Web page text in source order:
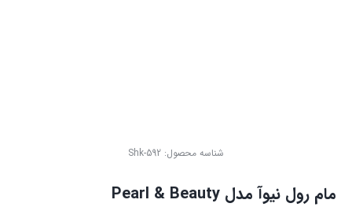
شناسه محصول: Shk-592
مام رول نیوآ مدل Pearl & Beauty